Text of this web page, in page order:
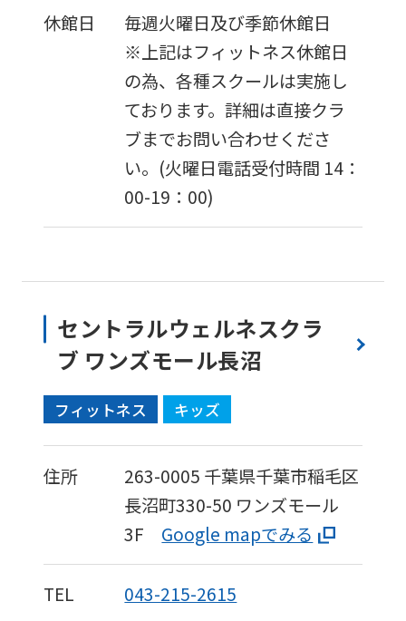
休館日
毎週火曜日及び季節休館日
※上記はフィットネス休館日
の為、各種スクールは実施し
ております。詳細は直接クラ
ブまでお問い合わせくださ
い。(火曜日電話受付時間 14：
00-19：00)
セントラルウェルネスクラ
ブ ワンズモール長沼
フィットネス キッズ
住所 263-0005 千葉県千葉市稲毛区
長沼町330-50 ワンズモール
3F
Google mapでみる
TEL 043-215-2615
version
of
this
website
will
be
translated
mechanically,
it
not
be
an
accurate
translation.
The
translation
may
differ
from